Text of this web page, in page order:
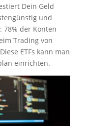
Dein Geld
und
78% der Konten
Trading von
ETFs kann man
einrichten.